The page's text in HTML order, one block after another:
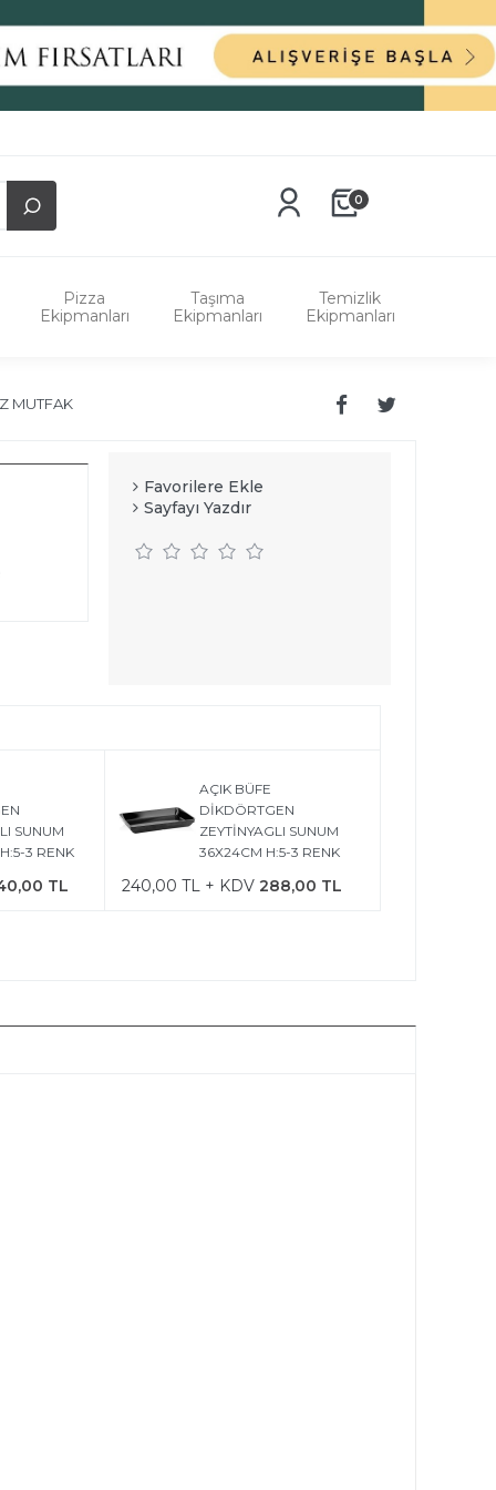
0
Pizza
Ekipmanları
Taşıma
Ekipmanları
Temizlik
Ekipmanları
MUTFAK
SUNUM
3 RENK
TL
AÇIK BÜFE
DİKDÖRTGEN
ZEYTİNYAGLI SUNUM
36X24CM H:5-3 RENK
240,00 TL + KDV 288,00 TL
Favorilere Ekle
Sayfayı Yazdır